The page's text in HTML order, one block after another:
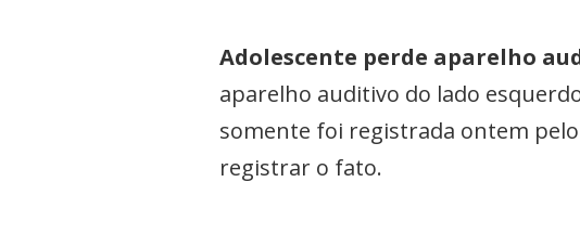
Adolescente perde aparelho
aparelho auditivo do lado
somente foi registrada ontem
registrar o fato.